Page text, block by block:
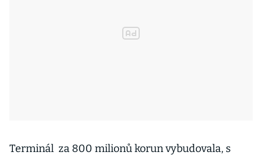
Terminál za 800 milionů korun vybudovala, s